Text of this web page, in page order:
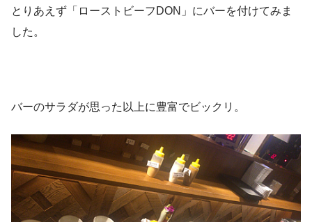
とりあえず「ローストビーフDON」にバーを付けてみま
した。
バーのサラダが思った以上に豊富でビックリ。